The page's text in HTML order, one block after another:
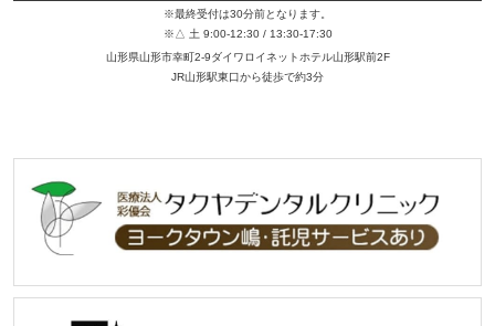
※最終受付は30分前となります。
※△ 土 9:00-12:30 / 13:30-17:30
山形県山形市幸町2-9ダイワロイネットホテル山形駅前2F
JR山形駅東口から徒歩で約3分